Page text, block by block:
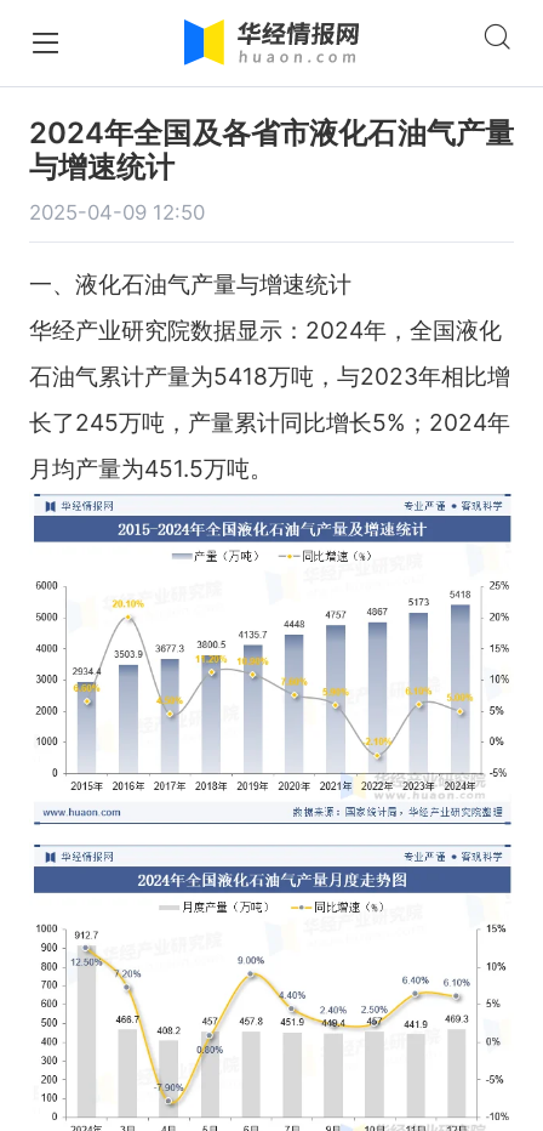
2024年全国及各省市液化石油气产量
与增速统计
2025-04-09 12:50
一、液化石油气产量与增速统计
华经产业研究院数据显示：2024年，全国液化
石油气累计产量为5418万吨，与2023年相比增
长了245万吨，产量累计同比增长5%；2024年
月均产量为451.5万吨。